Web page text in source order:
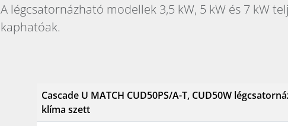
A légcsatornázható modellek 3,5 kW, 5 kW és 7 kW
kaphatóak.
Cascade U MATCH CUD50PS/A-T, CUD50W
klíma szett